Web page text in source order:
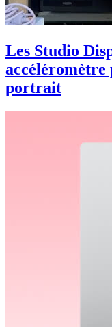
Les Studio
accéléromètre
portrait